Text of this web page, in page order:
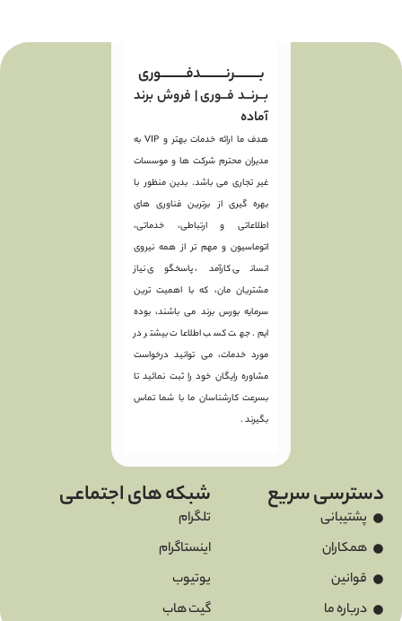
بـــــــــرنـــــــــدفـــــــــوری
بــرنــد فــوری | فروش برند
آماده
هدف ما ارائه خدمات بهتر و VIP به
مدیران محترم شرکت ها و موسسات
غیر تجاری می باشد. بدین منظور با
بهره گیری از برترین فناوری های
اطلاعاتی و ارتباطی، خدماتی،
اتوماسیون و مهم تر از همه نیروی
انسانی کارآمد، پاسخگوی نیاز
مشتریان مان، که با اهمیت ترین
سرمایه بورس برند می باشند، بوده
ایم. جهت کسب اطلاعات بیشتر در
مورد خدمات، می توانید درخواست
مشاوره رایگان خود را ثبت نمائید تا
بسرعت کارشناسان ما با شما تماس
بگیرند .
دسترسی سریع
پشتیبانی
همکاران
قوانین
درباره ما
شبکه های اجتماعی
تلگرام
اینستاگرام
یوتیوب
گیت هاب